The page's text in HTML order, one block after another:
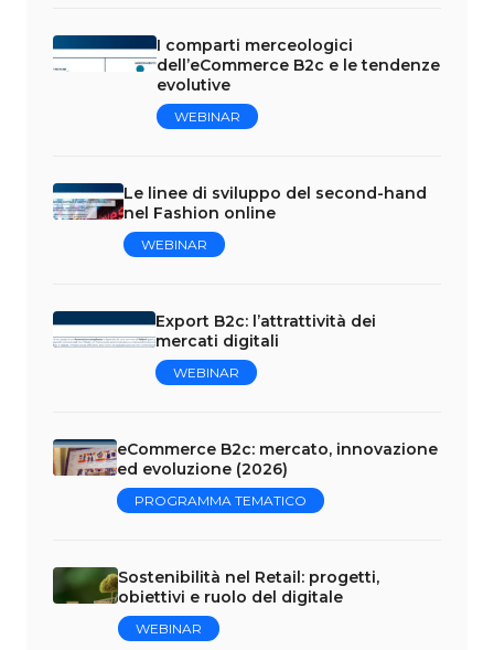
I comparti merceologici
dell’eCommerce B2c e le tendenze
evolutive
WEBINAR
Le linee di sviluppo del second-hand
nel Fashion online
WEBINAR
Export B2c: l’attrattività dei
mercati digitali
WEBINAR
eCommerce B2c: mercato, innovazione
ed evoluzione (2026)
PROGRAMMA TEMATICO
Sostenibilità nel Retail: progetti,
obiettivi e ruolo del digitale
WEBINAR